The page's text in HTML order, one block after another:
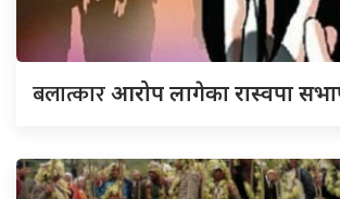
बलात्कारआरोप लागेका रास्वपा